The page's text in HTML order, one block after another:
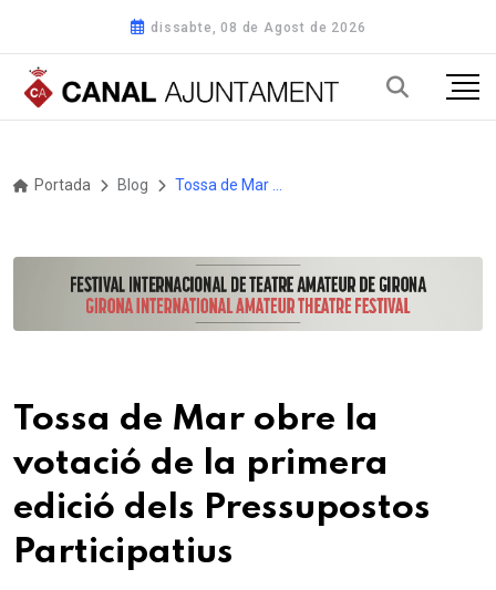
dissabte, 08 de Agost de 2026
Portada Blog
Tossa de Mar obre la
votació de la primera
edició dels Pressupostos
Participatius